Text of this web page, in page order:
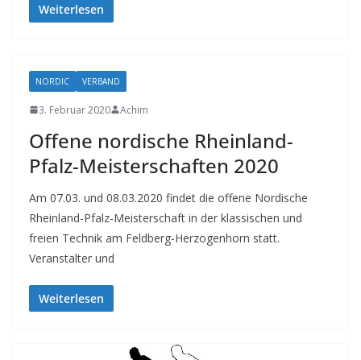
Weiterlesen
NORDIC VERBAND
3. Februar 2020 Achim
Offene nordische Rheinland-
Pfalz-Meisterschaften 2020
Am 07.03. und 08.03.2020 findet die offene Nordische
Rheinland-Pfalz-Meisterschaft in der klassischen und
freien Technik am Feldberg-Herzogenhorn statt.
Veranstalter und
Weiterlesen